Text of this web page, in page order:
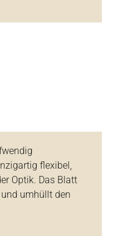
flexibel,
Optik. Das Blatt
umhüllt den